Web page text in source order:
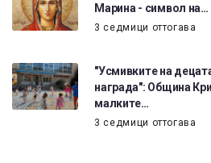
Марина - символ на…
3 седмици оттогава
"Усмивките на
награда": Община
малките…
3 седмици оттогава